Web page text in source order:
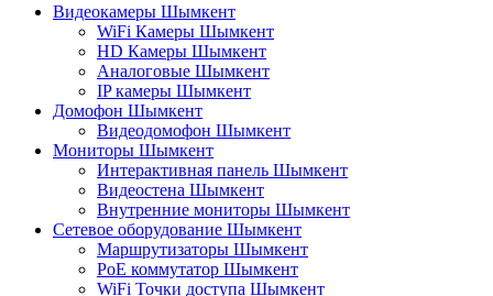
Видеокамеры Шымкент
WiFi Камеры Шымкент
HD Камеры Шымкент
Аналоговые Шымкент
IP камеры Шымкент
Домофон Шымкент
Видеодомофон Шымкент
Мониторы Шымкент
Интерактивная панель Шымкент
Видеостена Шымкент
Внутренние мониторы Шымкент
Сетевое оборудование Шымкент
Маршрутизаторы Шымкент
PoE коммутатор Шымкент
WiFi Точки доступа Шымкент